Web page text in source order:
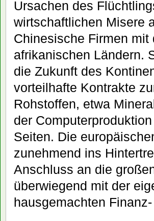
Ursachen des
wirtschaftlichen Misere
Chinesische Firmen
afrikanischen Ländern.
die Zukunft des
vorteilhafte Kontrakte
Rohstoffen, etwa
der
Seiten. Die
zunehmend ins
Anschluss an die
überwiegend mit der
hausgemachten